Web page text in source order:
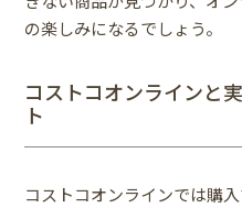
の楽しみになるでしょう。
コストコオンラインと
ト
コストコオンラインでは購